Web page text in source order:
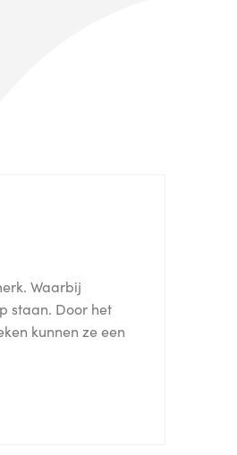
Waarbij
staan. Door het
kunnen ze een